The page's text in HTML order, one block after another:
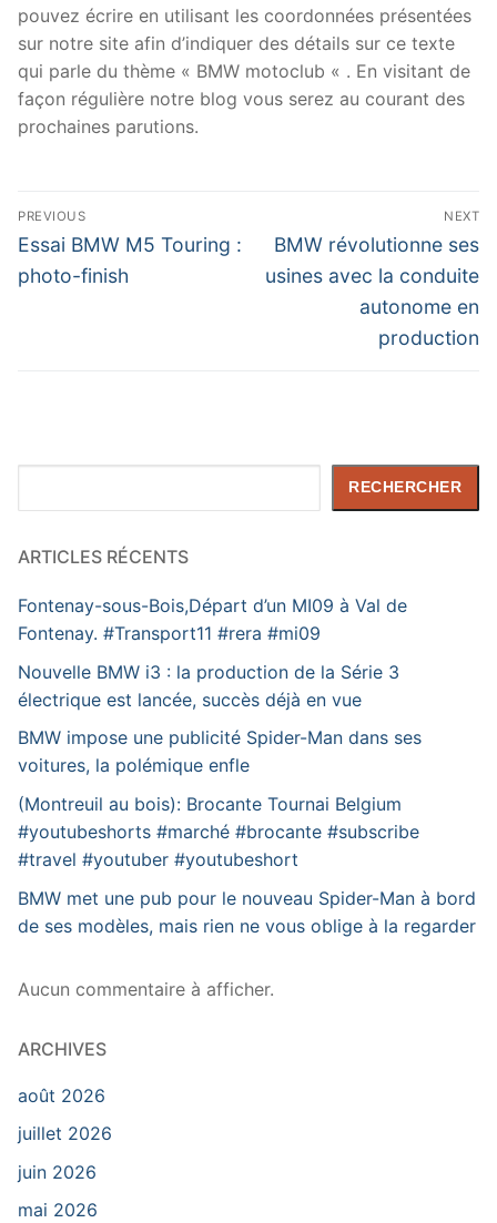
pouvez écrire en utilisant les coordonnées présentées
sur notre site afin d’indiquer des détails sur ce texte
qui parle du thème « BMW motoclub « . En visitant de
façon régulière notre blog vous serez au courant des
prochaines parutions.
Navigation
de
l’article
PREVIOUS
Previous
post:
Essai BMW M5 Touring :
photo-finish
NEXT
Next
post:
BMW révolutionne ses
usines avec la conduite
autonome en
production
RECHERCHER
ARTICLES RÉCENTS
Fontenay-sous-Bois,Départ d’un MI09 à Val de
Fontenay. #Transport11 #rera #mi09
Nouvelle BMW i3 : la production de la Série 3
électrique est lancée, succès déjà en vue
BMW impose une publicité Spider-Man dans ses
voitures, la polémique enfle
(Montreuil au bois): Brocante Tournai Belgium
#youtubeshorts #marché #brocante #subscribe
#travel #youtuber #youtubeshort
BMW met une pub pour le nouveau Spider-Man à bord
de ses modèles, mais rien ne vous oblige à la regarder
Aucun commentaire à afficher.
ARCHIVES
août 2026
juillet 2026
juin 2026
mai 2026